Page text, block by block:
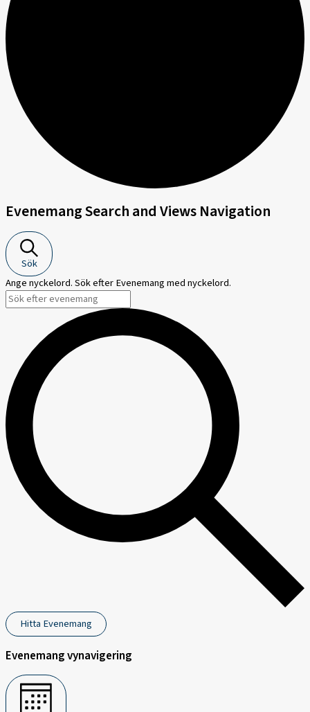
Evenemang
Evenemang Search and Views Navigation
Sök
Ange nyckelord. Sök efter Evenemang med nyckelord.
Hitta Evenemang
Evenemang vynavigering